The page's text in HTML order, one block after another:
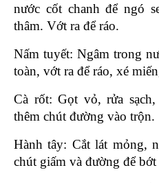
nước cốt chanh để ngó
thâm. Vớt ra để ráo.
Nấm tuyết: Ngâm trong
toàn, vớt ra để ráo, xé
Cà rốt: Gọt vỏ, rửa
thêm chút đường vào trộn.
Hành tây: Cắt lát mỏng,
chút giấm và đường để